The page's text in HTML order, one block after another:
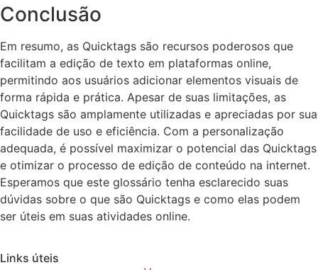
Conclusão
Em resumo, as Quicktags são recursos poderosos que
facilitam a edição de texto em plataformas online,
permitindo aos usuários adicionar elementos visuais de
forma rápida e prática. Apesar de suas limitações, as
Quicktags são amplamente utilizadas e apreciadas por sua
facilidade de uso e eficiência. Com a personalização
adequada, é possível maximizar o potencial das Quicktags
e otimizar o processo de edição de conteúdo na internet.
Esperamos que este glossário tenha esclarecido suas
dúvidas sobre o que são Quicktags e como elas podem
ser úteis em suas atividades online.
Links úteis